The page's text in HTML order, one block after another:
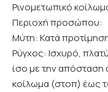
Ρινομετωπικό
Περιοχή προσώπου:
Μύτη: Κατά
Ρύγχος: Ισχυρό,
ίσο με την απόσταση
κοίλωμα (στοπ) έως